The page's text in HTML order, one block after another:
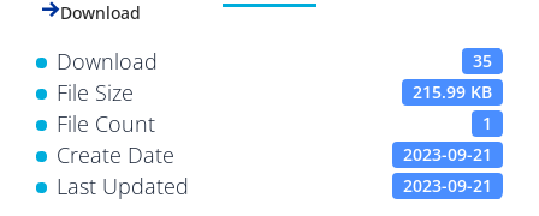
Download
Download 35
File Size 215.99 KB
File Count 1
Create Date 2023-09-21
Last Updated 2023-09-21